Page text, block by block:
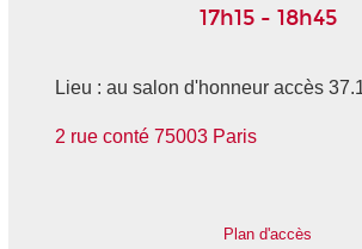
17h15 - 18h45
Lieu : au salon d'honneur accès
2 rue conté 75003 Paris
Plan d'accès